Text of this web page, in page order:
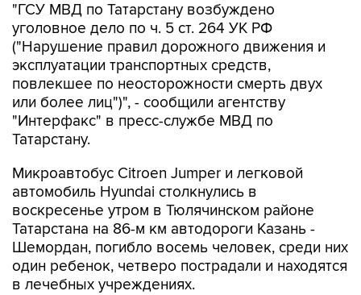
"ГСУ МВД по Татарстану возбуждено
уголовное дело по ч. 5 ст. 264 УК РФ
("Нарушение правил дорожного движения и
эксплуатации транспортных средств,
повлекшее по неосторожности смерть двух
или более лиц")", - сообщили агентству
"Интерфакс" в пресс-службе МВД по
Татарстану.
Микроавтобус Citroen Jumper и легковой
автомобиль Hyundai столкнулись в
воскресенье утром в Тюлячинском районе
Татарстана на 86-м км автодороги Казань -
Шемордан, погибло восемь человек, среди них
один ребенок, четверо пострадали и находятся
в лечебных учреждениях.